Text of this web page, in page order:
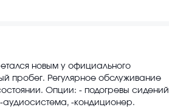
новым у официального
пробег. Регулярное обслуживание
Опции: - подогревы сидений
аудиосистема, -кондиционер.